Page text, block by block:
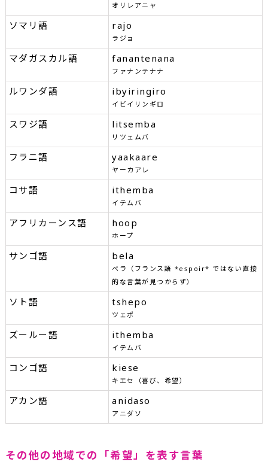
オリレアニャ
ソマリ語 rajo
ラジョ
マダガスカル語 fanantenana
ファナンテナナ
ルワンダ語 ibyiringiro
イビイリンギロ
スワジ語 litsemba
リツェムバ
フラニ語 yaakaare
ヤーカアレ
コサ語 ithemba
イテムバ
アフリカーンス語 hoop
ホープ
サンゴ語 bela
ベラ（フランス語 *espoir* ではない直接
的な言葉が見つからず）
ソト語 tshepo
ツェポ
ズールー語 ithemba
イテムバ
コンゴ語 kiese
キエセ（喜び、希望）
アカン語 anidaso
アニダソ
その他の地域での「希望」を表す言葉